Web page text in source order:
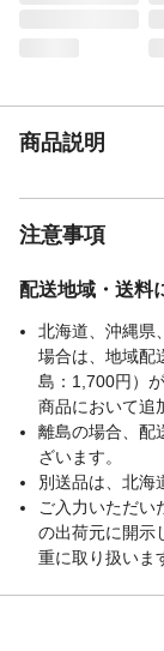
商品説明
注意事項
配送地域・送料
北海道、沖縄県
場合は、地域配
島：1,700円）
商品において追
離島の場合、配
ざいます。
別送品は、北海
ご入力いただい
の出荷元に開示
重に取り扱いま